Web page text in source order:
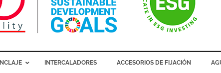
INTERCALADORES ACCESORIOS DE FIJACIÓN